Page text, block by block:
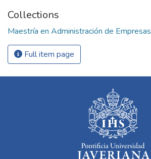
Collections
Maestría en Administración de Empresas
Full item page